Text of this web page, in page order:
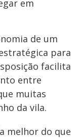
em
de um
para
facilita
entre
muitas
da vila.
melhor do que